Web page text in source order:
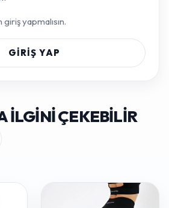
yapmalısın.
GIRIŞ YAP
ILGINI ÇEKEBILIR